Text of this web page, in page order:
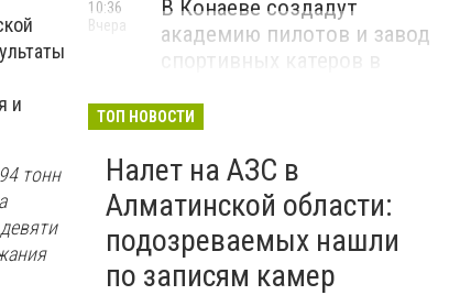
и
тонн
В Конаеве создадут
академию пилотов и завод
спортивных катеров в
H2O
10:36
Вчера
В Алатау планируют
реализовать пилотный
проект по производству
"зеленого" авиатоплива
11:56
5 августа
ТОП НОВОСТИ
Налет на АЗС в
Алматинской области:
подозреваемых нашли
по записям камер